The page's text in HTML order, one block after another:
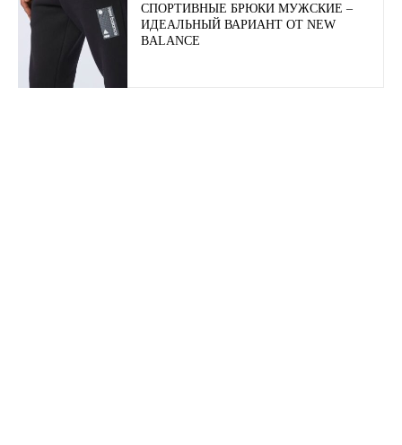
СПОРТИВНЫЕ БРЮКИ МУЖСКИЕ –
ИДЕАЛЬНЫЙ ВАРИАНТ ОТ NEW
BALANCE